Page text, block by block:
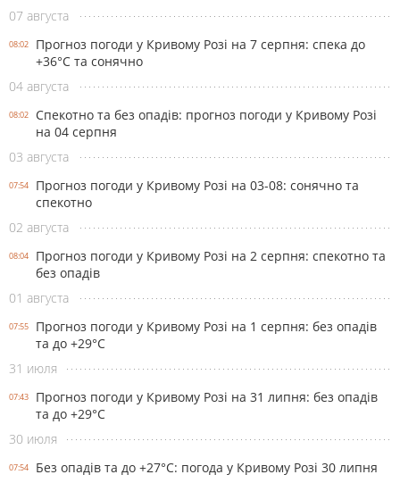
07 августа
08:02
Прогноз погоди у Кривому Розі на 7 серпня: спека до
+36°С та сонячно
04 августа
08:02
Спекотно та без опадів: прогноз погоди у Кривому Розі
на 04 серпня
03 августа
07:54
Прогноз погоди у Кривому Розі на 03-08: сонячно та
спекотно
02 августа
08:04
Прогноз погоди у Кривому Розі на 2 серпня: спекотно та
без опадів
01 августа
07:55
Прогноз погоди у Кривому Розі на 1 серпня: без опадів
та до +29°С
31 июля
07:43
Прогноз погоди у Кривому Розі на 31 липня: без опадів
та до +29°С
30 июля
07:54 Без опадів та до +27°С: погода у Кривому Розі 30 липня